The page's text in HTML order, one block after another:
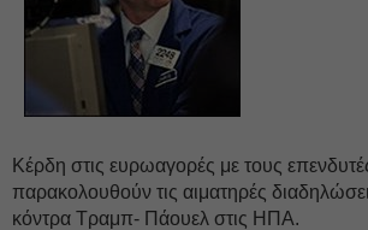
Κέρδη στις ευρωαγορές με τους
παρακολουθούν τις αιματηρές
κόντρα Τραμπ- Πάουελ στις ΗΠΑ.